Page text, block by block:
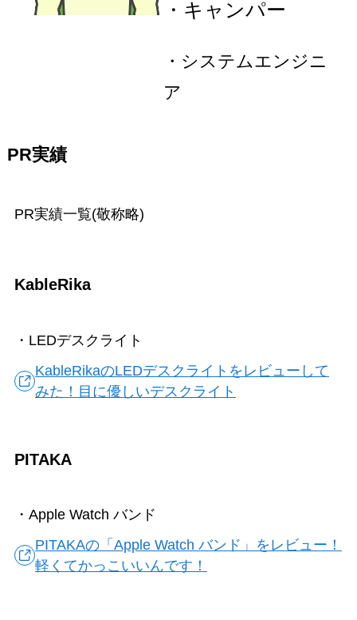
・キャンパー
・システムエンジニ
ア
PR実績
PR実績一覧(敬称略)
KableRika
・LEDデスクライト
KableRikaのLEDデスクライトをレビューして
みた！目に優しいデスクライト
PITAKA
・Apple Watch バンド
PITAKAの「Apple Watch バンド」をレビュー！
軽くてかっこいいんです！